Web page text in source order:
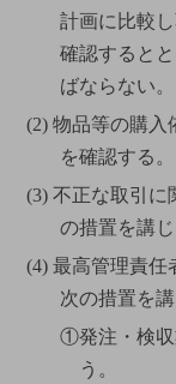
計画に比較
確認すると
ばならない。
(2) 物品等の購入
を確認する。
(3) 不正な取引
の措置を講じ
(4) 最高管理責任
次の措置を講
①発注・検収
う。